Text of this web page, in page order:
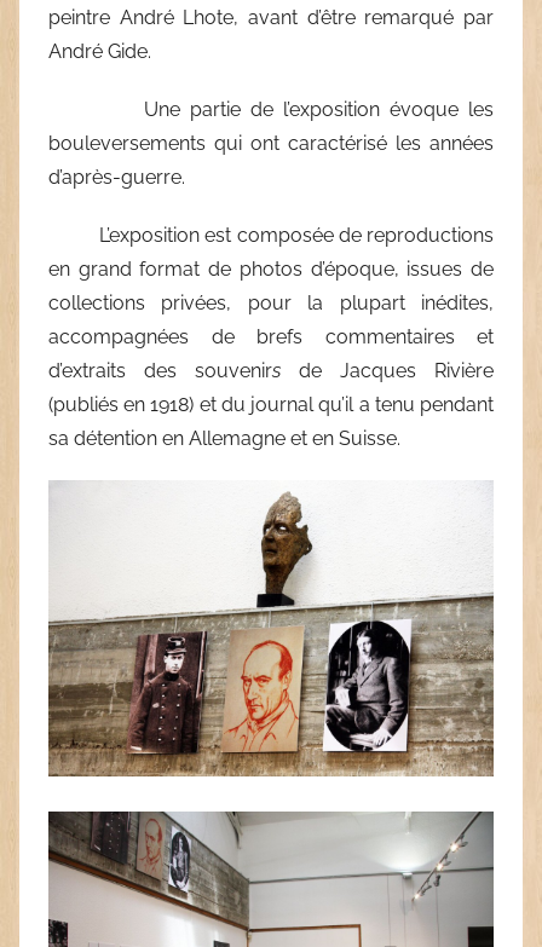
peintre André Lhote, avant d’être remarqué par
André Gide.
Une partie de l’exposition évoque les
bouleversements qui ont caractérisé les années
d’après-guerre.
L’exposition est composée de reproductions
en grand format de photos d’époque, issues de
collections privées, pour la plupart inédites,
accompagnées de brefs commentaires et
d’extraits des souvenirs de Jacques Rivière
(publiés en 1918) et du journal qu’il a tenu pendant
sa détention en Allemagne et en Suisse.